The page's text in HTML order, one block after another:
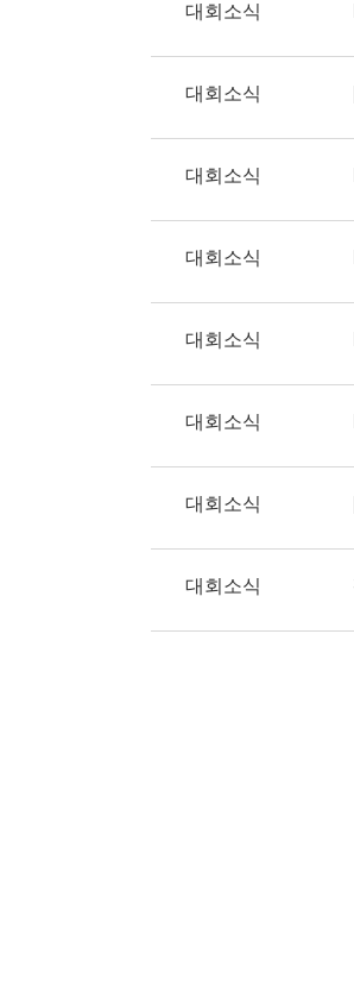
대회소식
대회소식
대회소식
대회소식
대회소식
대회소식
대회소식
대회소식